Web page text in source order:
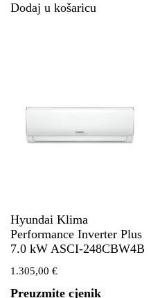
Dodaj u košaricu
Hyundai Klima
Performance Inverter Plus
7.0 kW ASCI-248CBW4B
1.305,00 €
Preuzmite cjenik